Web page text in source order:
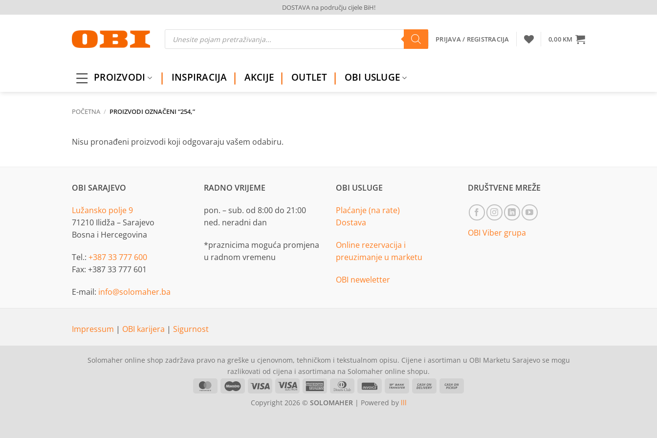
to
DOSTAVA na području cijele BiH!
Products
search PRIJAVA / REGISTRACIJA 0,00 KM
PROIZVODI INSPIRACIJA AKCIJE OUTLET OBI USLUGE
POČETNA / PROIZVODI OZNAČENI “254,”
Nisu pronađeni proizvodi koji odgovaraju vašem odabiru.
OBI SARAJEVO
Lužansko polje 9
71210 Ilidža – Sarajevo
Bosna i Hercegovina
Tel.: +387 33 777 600
Fax: +387 33 777 601
E-mail: info@solomaher.ba
RADNO VRIJEME
pon. – sub. od 8:00 do 21:00
ned. neradni dan
*praznicima moguća promjena
u radnom vremenu
OBI USLUGE
Plaćanje (na rate)
Dostava
Online rezervacija i
preuzimanje u marketu
OBI neweletter
DRUŠTVENE MREŽE
OBI Viber grupa
Impressum | OBI karijera | Sigurnost
Solomaher online shop zadržava pravo na greške u cjenovnom, tehničkom i tekstualnom opisu. Cijene i asortiman u OBI Marketu Sarajevo se mogu
razlikovati od cijena i asortimana na Solomaher online shopu.
MasterCardMaestro Visa
Visa
American Dinners
Invoice
Bank
Cash
Copyright 2026 © SOLOMAHER| Powered by lll